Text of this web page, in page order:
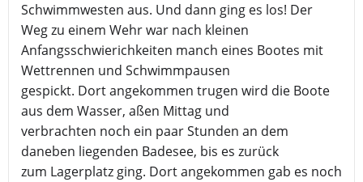
Schwimmwesten aus. Und dann ging es los! Der
Weg zu einem Wehr war nach kleinen
Anfangsschwierichkeiten manch eines Bootes mit
Wettrennen und Schwimmpausen
gespickt. Dort angekommen trugen wird die Boote
aus dem Wasser, aßen Mittag und
verbrachten noch ein paar Stunden an dem
daneben liegenden Badesee, bis es zurück
zum Lagerplatz ging. Dort angekommen gab es noch